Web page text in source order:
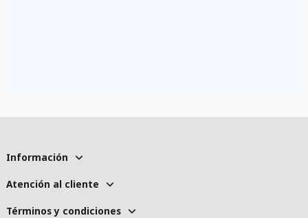
Información
Atención al cliente
Términos y condiciones